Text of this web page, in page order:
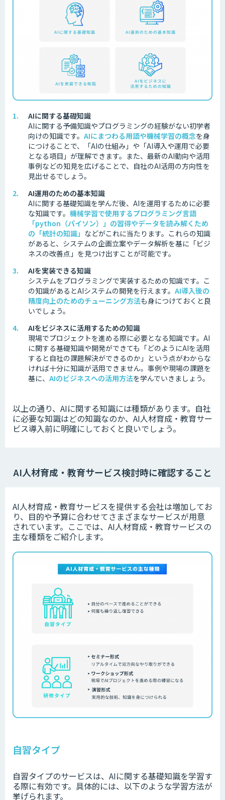
AIに関する基礎知識
AIに関する予備知識やプログラミングの経験がない初学者
向けの知識です。 AIにまつわる用語や機械学習の概念を身
につけることで、「AIの仕組み」や「AI導入や運用で必要
となる項目」が理解できます。また、最新のAI動向や活用
事例などの知見を広げることで、自社のAI活用の方向性を
見出せるでしょう。
AI運用のための基本知識
AIに関する基礎知識を学んだ後、AIを運用するために必要
な知識です。 機械学習で使用するプログラミング言語
「python（パイソン）」の習得やデータを読み解くため
の「統計の知識」 などがこれに当たります。これらの知識
があると、システムの企画立案やデータ解析を基に「ビジ
ネスの改善点」を見つけ出すことが可能です。
AIを実装できる知識
システムをプログラミングで実装するための知識です。 こ
の知識があるとAIシステムの開発を行えます。 AI導入後の
精度向上のためのチューニング方法も身につけておくと良
いでしょう。
AIをビジネスに活用するための知識
現場でプロジェクトを進める際に必要となる知識です。 AI
に関する基礎知識や開発ができても「どのようにAIを活用
すると自社の課題解決ができるのか」という点がわからな
ければ十分に知識が活用できません。 事例や現場の課題を
基に、 AIのビジネスへの活用方法を学んでいきましょう。
以上の通り、AIに関する知識には種類があります。 自社
に必要な知識はどの知識なのか、AI人材育成・教育サー
ビス導入前に明確にしておくと良いでしょう。
AI人材育成・教育サービス検討時に確認すること
AI人材育成・教育サービスを提供する会社は増加してお
り、目的や予算に合わせてさまざまなサービスが用意
されています。 ここでは、AI人材育成・教育サービスの
主な種類をご紹介します。
自習タイプ
自習タイプのサービスは、AIに関する基礎知識を学習す
る際に有効です。具体的には、以下のような学習方法が
挙げられます。